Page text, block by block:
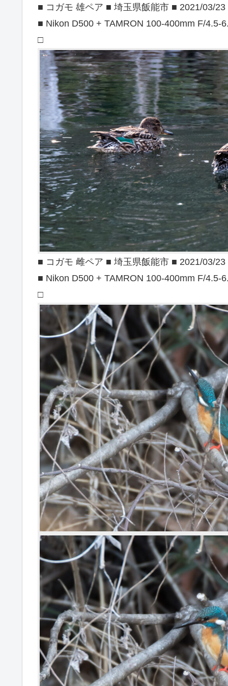
■ コガモ 雄ペア ■ 埼玉県飯能市 ■ 2021/03/23
■ Nikon D500 + TAMRON 100-400mm F/4.5-
□
■ コガモ 雌ペア ■ 埼玉県飯能市 ■ 2021/03/23
■ Nikon D500 + TAMRON 100-400mm F/4.5-
□